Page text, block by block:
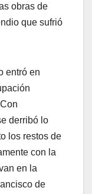
obras de
que sufrió
entró en
derribó lo
los restos de
con la
en la
de